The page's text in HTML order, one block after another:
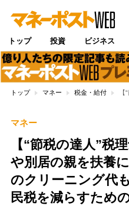
トップ 投資 ビジネス
トップ マネー 税金・給付
マネー
【“節税の達人”税
や別居の親を扶養
のクリーニング代
民税を減らすため